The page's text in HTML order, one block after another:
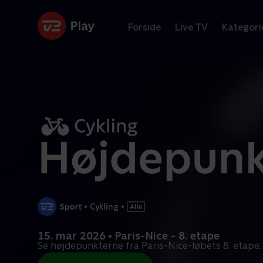
Forside Live TV
• Cykling •
15. mar 2026 • Paris-Nice - 8. etape
Se højdepunkterne fra Paris-Nice-løbets 8. etape.